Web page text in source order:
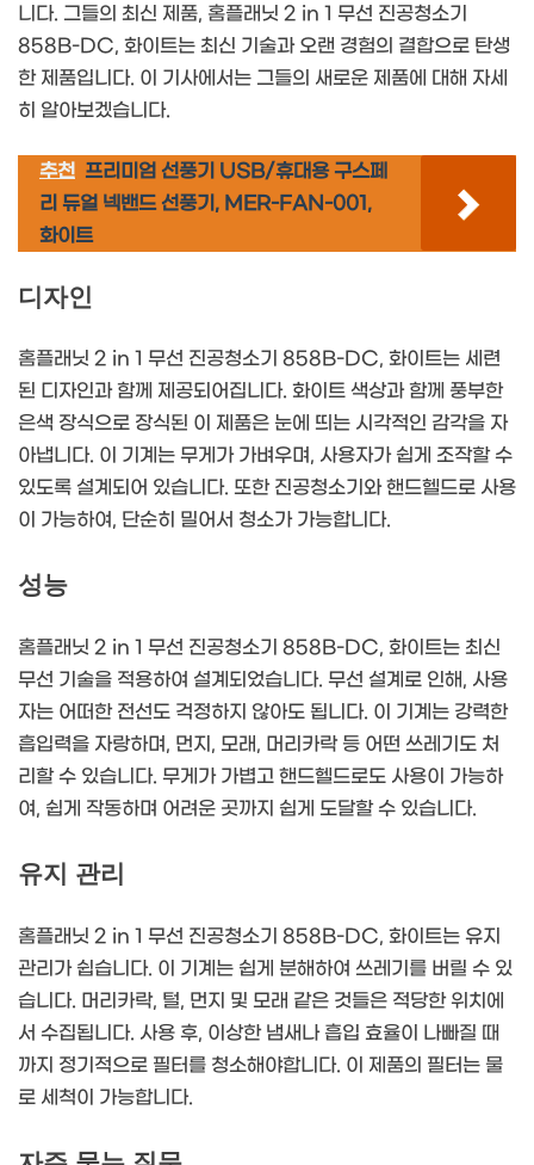
니다. 그들의 최신 제품, 홈플래닛 2 in 1 무선 진공청소기
858B-DC, 화이트는 최신 기술과 오랜 경험의 결합으로 탄생
한 제품입니다. 이 기사에서는 그들의 새로운 제품에 대해 자세
히 알아보겠습니다.
추천 프리미엄 선풍기 USB/휴대용 구스페
리 듀얼 넥밴드 선풍기, MER-FAN-001,
화이트
디자인
홈플래닛 2 in 1 무선 진공청소기 858B-DC, 화이트는 세련
된 디자인과 함께 제공되어집니다. 화이트 색상과 함께 풍부한
은색 장식으로 장식된 이 제품은 눈에 띄는 시각적인 감각을 자
아냅니다. 이 기계는 무게가 가벼우며, 사용자가 쉽게 조작할 수
있도록 설계되어 있습니다. 또한 진공청소기와 핸드헬드로 사용
이 가능하여, 단순히 밀어서 청소가 가능합니다.
성능
홈플래닛 2 in 1 무선 진공청소기 858B-DC, 화이트는 최신
무선 기술을 적용하여 설계되었습니다. 무선 설계로 인해, 사용
자는 어떠한 전선도 걱정하지 않아도 됩니다. 이 기계는 강력한
흡입력을 자랑하며, 먼지, 모래, 머리카락 등 어떤 쓰레기도 처
리할 수 있습니다. 무게가 가볍고 핸드헬드로도 사용이 가능하
여, 쉽게 작동하며 어려운 곳까지 쉽게 도달할 수 있습니다.
유지 관리
홈플래닛 2 in 1 무선 진공청소기 858B-DC, 화이트는 유지
관리가 쉽습니다. 이 기계는 쉽게 분해하여 쓰레기를 버릴 수 있
습니다. 머리카락, 털, 먼지 및 모래 같은 것들은 적당한 위치에
서 수집됩니다. 사용 후, 이상한 냄새나 흡입 효율이 나빠질 때
까지 정기적으로 필터를 청소해야합니다. 이 제품의 필터는 물
로 세척이 가능합니다.